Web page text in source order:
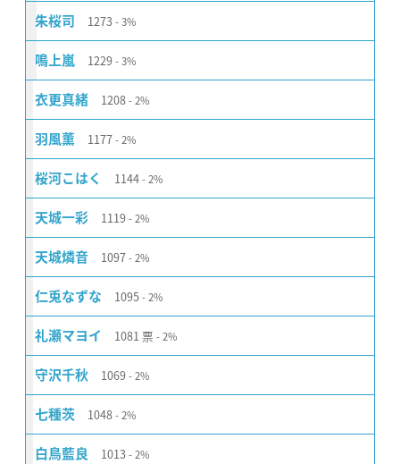
朱桜司 1273 3%
鳴上嵐 1229 3%
衣更真緒 1208 2%
羽風薫 1177 2%
桜河こはく 1144 2%
天城一彩 1119 2%
天城燐音 1097 2%
仁兎なずな 1095 2%
礼瀬マヨイ 1081 票 2%
守沢千秋 1069 2%
七種茨 1048 2%
白鳥藍良 1013 2%